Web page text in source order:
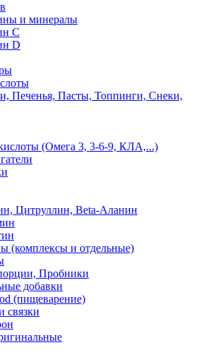
и минералы
С
D
Печенья, Пасты, Топпинги, Снеки,
(Омега 3, 3-6-9, КЛА,...)
Цитруллин, Beta-Аланин
(комплексы и отдельные)
Пробники
добавки
(пищеварение)
связки